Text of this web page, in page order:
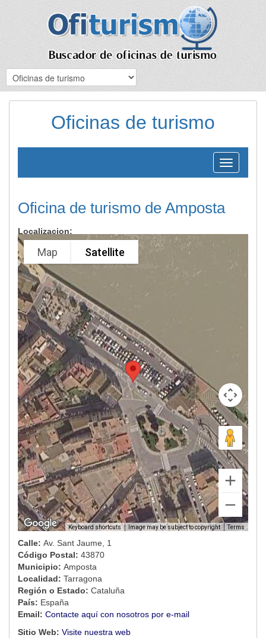
Oficinas de turismo
Toggle
navigation
Oficina de turismo de Amposta
Localizacion:
Map Satellite
Keyboard shortcuts Image may be subject to copyright Terms
Calle: Av. Sant Jaume, 1
Código Postal: 43870
Municipio: Amposta
Localidad: Tarragona
Región o Estado: Cataluña
País: España
Email: Contacte aquí con nosotros por e-mail
Sitio Web: Visite nuestra web